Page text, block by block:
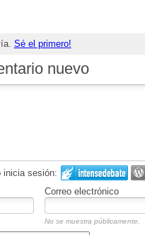
Sé el primero!
nuevo
inicia sesión:
Correo electrónico
No se muestra públicamente.